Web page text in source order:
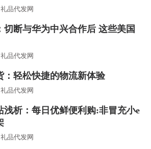
礼品代发网
切断与华为中兴合作后 这些美国
礼品代发网
：轻松快捷的物流新体验
礼品代发网
浅析：每日优鲜便利购:非冒充小e
礼品代发网